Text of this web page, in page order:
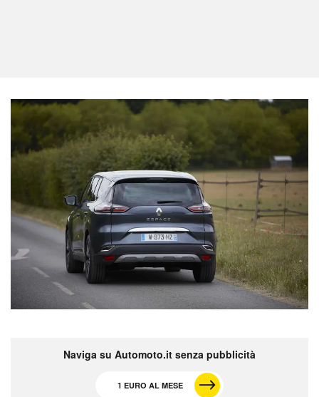
Naviga su Automoto.it senza pubblicità
1 EURO AL MESE